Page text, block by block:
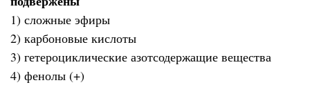
1) сложные эфиры
2) карбоновые кислоты
3) гетероциклические азотсодержащие вещества
4) фенолы (+)